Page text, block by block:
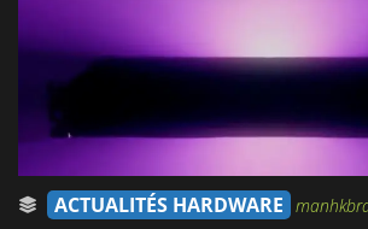
ACTUALITÉS HARDWARE